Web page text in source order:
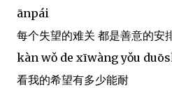
ānpái
每个失望的难关 都是善意的安
kàn wǒ de xīwàng yǒu
看我的希望有多少能耐